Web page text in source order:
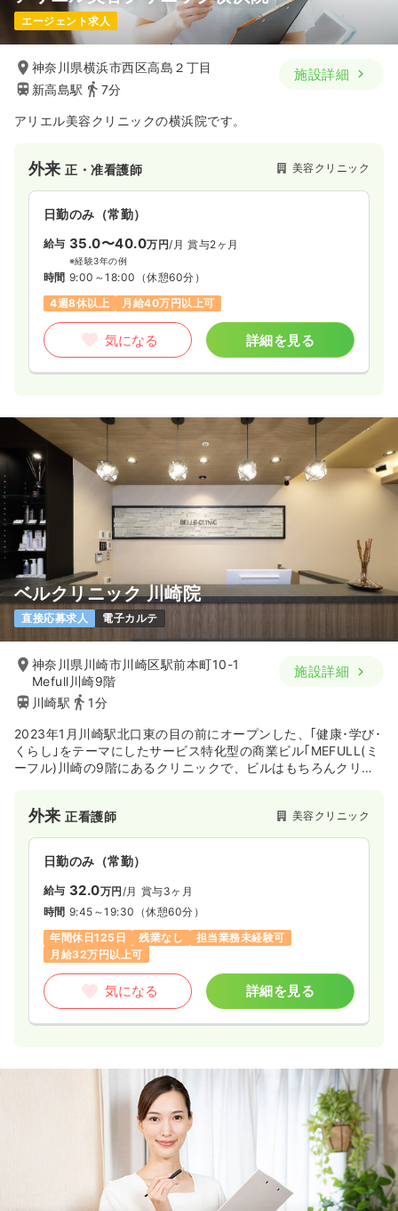
エージェント求人
神奈川県横浜市西区高島２丁目
新高島駅
7分
施設詳細
アリエル美容クリニックの横浜院です。
外来正・准看護師 美容クリニック
日勤のみ（常勤）
給与 35.0〜40.0万円/月 賞与2ヶ月
※経験3年の例
時間 9:00～18:00 （休憩60分）
4週8休以上
月給40万円以上可
気になる 詳細を見る
ベルクリニック 川崎院
直接応募求人 電子カルテ
神奈川県川崎市川崎区駅前本町10-1
Mefull川崎9階
川崎駅
1分
施設詳細
2023年1月川崎駅北口東の目の前にオープンした、｢健康･学び･
くらし｣をテーマにしたサービス特化型の商業ビル｢MEFULL(ミ
ーフル)川崎の9階にあるクリニックで、ビルはもちろんクリニ
す。
保険診療と美容施術、どちらも可能なクリニックとして、利用
者のあらゆるお肌のお悩みの解決を提案しています。
美容施術は院長こだわりの最新機器をラインナップ。
GentleMax Pro Plus、Ultraformer MPT、Pico Sureなど、知
る人ぞ知る機器で満足の治療効果を提供。
スタッフへの福利厚生も充実しており、勤続年数が長いことか
らも働きやすさが伺えるクリニックとなっています。
地域に根付いたクリニックとして、通いやすさやホスピタリテ
ィを大切にしています。
外来正看護師 美容クリニック
日勤のみ（常勤）
給与 32.0万円/月 賞与3ヶ月
時間 9:45～19:30 （休憩60分）
年間休日125日
残業なし
担当業務未経験可
月給32万円以上可
気になる 詳細を見る